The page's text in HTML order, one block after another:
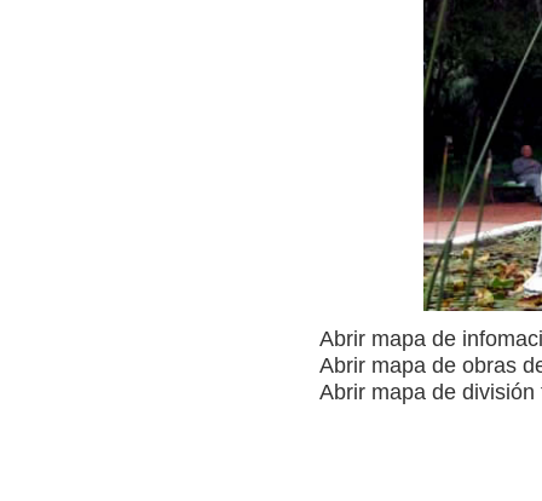
Abrir mapa de
Abrir mapa de obras
Abrir mapa de